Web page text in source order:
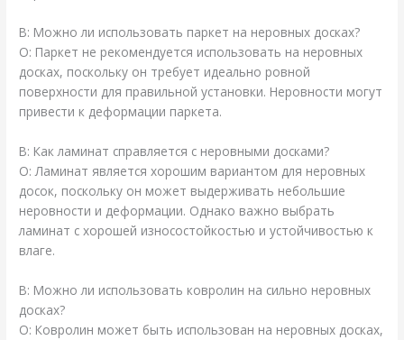
В: Можно ли использовать паркет на неровных досках?
О: Паркет не рекомендуется использовать на неровных
досках, поскольку он требует идеально ровной
поверхности для правильной установки. Неровности могут
привести к деформации паркета.
В: Как ламинат справляется с неровными досками?
О: Ламинат является хорошим вариантом для неровных
досок, поскольку он может выдерживать небольшие
неровности и деформации. Однако важно выбрать
ламинат с хорошей износостойкостью и устойчивостью к
влаге.
В: Можно ли использовать ковролин на сильно неровных
досках?
О: Ковролин может быть использован на неровных досках,